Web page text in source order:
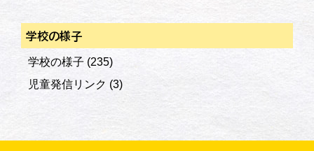
学校の様子
学校の様子 (235)
児童発信リンク (3)